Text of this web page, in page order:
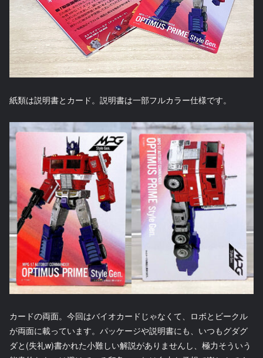
紙類は説明書とカード。説明書は一部フルカラー仕様です。
カードの両面。今回はバイオカードじゃなくて、ロボとビークル
が両面に載っています。パッケージや説明書にも、いつもグダグ
ダと(失礼w)書かれた小難しい解説がありませんし、極力そういう